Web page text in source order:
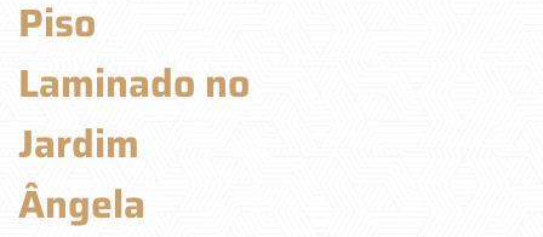
Piso
Laminado no
Jardim
Ângela